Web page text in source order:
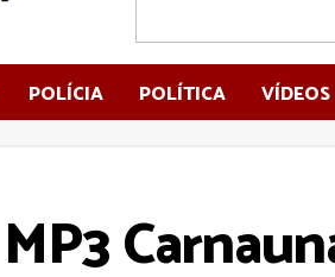
POLÍCIA POLÍTICA VÍDEOS